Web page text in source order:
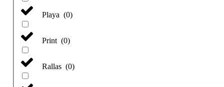
Playa (0)
Print (0)
Rallas (0)